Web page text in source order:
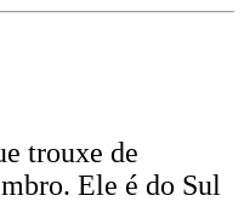
trouxe de
Ele é do Sul